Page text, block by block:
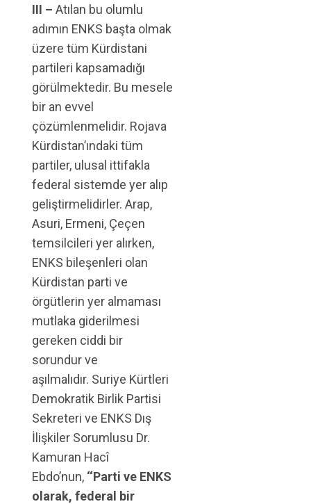
III – Atılan bu olumlu
adımın ENKS başta olmak
üzere tüm Kürdistani
partileri kapsamadığı
görülmektedir. Bu mesele
bir an evvel
çözümlenmelidir. Rojava
Kürdistan’ındaki tüm
partiler, ulusal ittifakla
federal sistemde yer alıp
geliştirmelidirler. Arap,
Asuri, Ermeni, Çeçen
temsilcileri yer alırken,
ENKS bileşenleri olan
Kürdistan parti ve
örgütlerin yer almaması
mutlaka giderilmesi
gereken ciddi bir
sorundur ve
aşılmalıdır. Suriye Kürtleri
Demokratik Birlik Partisi
Sekreteri ve ENKS Dış
İlişkiler Sorumlusu Dr.
Kamuran Hacî
Ebdo’nun, ‘‘Parti ve ENKS
olarak, federal bir